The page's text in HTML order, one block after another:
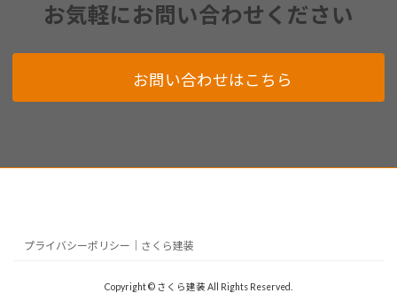
お気軽にお問い合わせください
お問い合わせはこちら
プライバシーポリシー｜さくら建装
Copyright © さくら建装 All Rights Reserved.